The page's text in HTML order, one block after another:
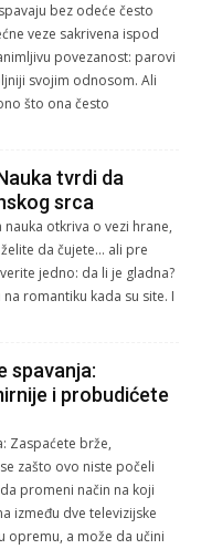
bez odeće često
veze sakrivena ispod
povezanost: parovi
svojim odnosom. Ali
što ona često
tvrdi da
srca
nauka otkriva o vezi hrane,
da čujete… ali pre
jedno: da li je gladna?
romantiku kada su site. I
spavanja:
i probudićete
Zaspaćete brže,
zašto ovo niste počeli
promeni način na koji
između dve televizijske
opremu, a može da učini